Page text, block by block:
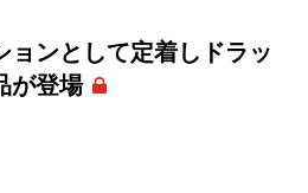
ョンとして定着しドラッ
が登場